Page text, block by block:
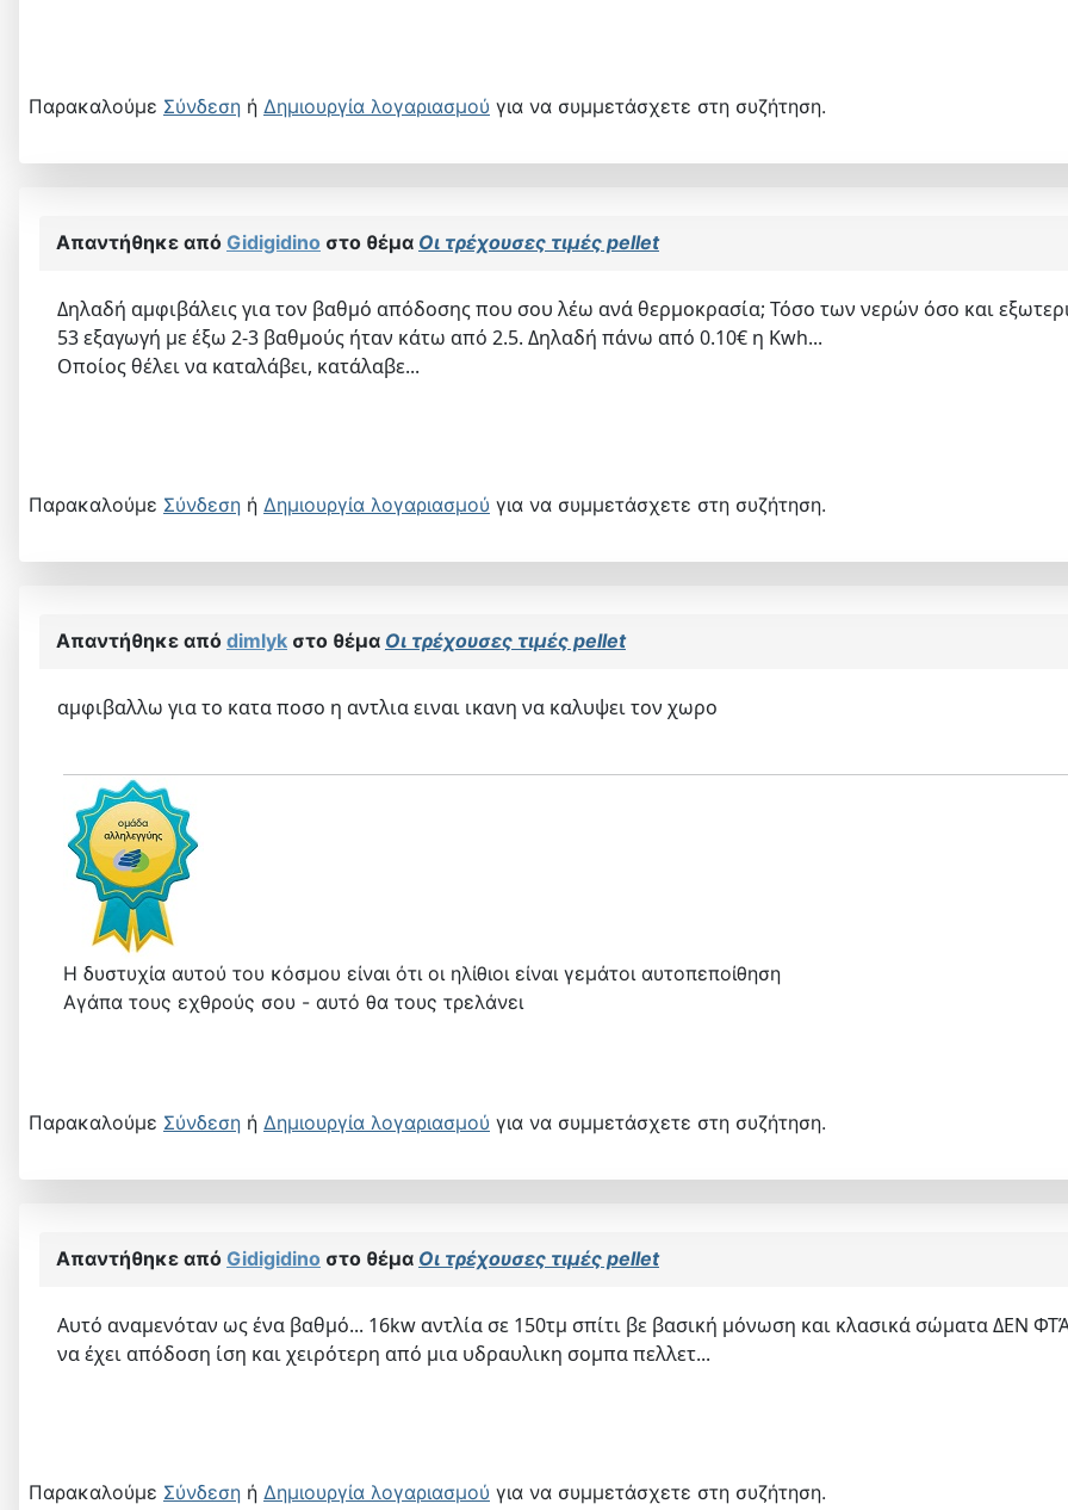
Παρακαλούμε Σύνδεση ή Δημιουργία λογαριασμού για να συμμετάσχετε στη συζήτηση.
Απαντήθηκε από Gidigidino στο θέμα Οι τρέχουσες τιμές pellet
Δηλαδή αμφιβάλεις για τον βαθμό απόδοσης που σου λέω ανά θερμοκρασία; Τόσο των νερών όσο και
53 εξαγωγή με έξω 2-3 βαθμούς ήταν κάτω από 2.5. Δηλαδή πάνω από 0.10€ η Kwh...
Οποίος θέλει να καταλάβει, κατάλαβε...
Παρακαλούμε Σύνδεση ή Δημιουργία λογαριασμού για να συμμετάσχετε στη συζήτηση.
Απαντήθηκε από dimlyk στο θέμα Οι τρέχουσες τιμές pellet
αμφιβαλλω για το κατα ποσο η αντλια ειναι ικανη να καλυψει τον χωρο
Η δυστυχία αυτού του κόσμου είναι ότι οι ηλίθιοι είναι γεμάτοι αυτοπεποίθηση
Αγάπα τους εχθρούς σου - αυτό θα τους τρελάνει
Παρακαλούμε Σύνδεση ή Δημιουργία λογαριασμού για να συμμετάσχετε στη συζήτηση.
Απαντήθηκε από Gidigidino στο θέμα Οι τρέχουσες τιμές pellet
Αυτό αναμενόταν ως ένα βαθμό... 16kw αντλία σε 150τμ σπίτι βε βασική μόνωση και κλασικά σώματα ΔΕΝ
να έχει απόδοση ίση και χειρότερη από μια υδραυλικη σομπα πελλετ...
Παρακαλούμε Σύνδεση ή Δημιουργία λογαριασμού για να συμμετάσχετε στη συζήτηση.